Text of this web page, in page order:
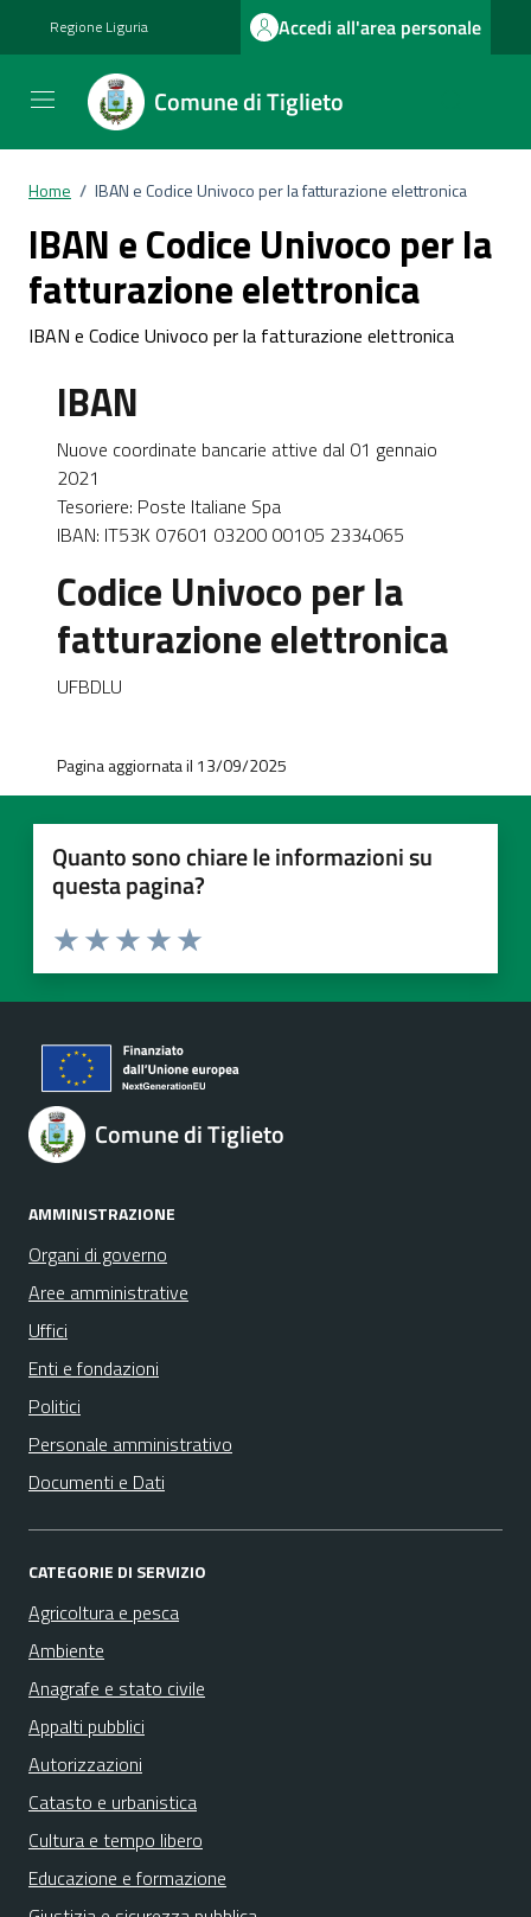
Regione Liguria Accedi all'area personale
Comune di Tiglieto
Home / IBAN e Codice Univoco per la fatturazione elettronica
IBAN e Codice Univoco per la
fatturazione elettronica
IBAN e Codice Univoco per la fatturazione elettronica
IBAN
Nuove coordinate bancarie attive dal 01 gennaio
2021
Tesoriere: Poste Italiane Spa
IBAN: IT53K 07601 03200 00105 2334065
Codice Univoco per la
fatturazione elettronica
UFBDLU
Pagina aggiornata il 13/09/2025
Quanto sono chiare le informazioni su
questa pagina?
Valuta 5 stelle su 5
Valuta 4 stelle su 5
Valuta 3 stelle su 5
Valuta 2 stelle su 5
Valuta 1 stelle su 5
Comune di Tiglieto
AMMINISTRAZIONE
Organi di governo
Aree amministrative
Uffici
Enti e fondazioni
Politici
Personale amministrativo
Documenti e Dati
CATEGORIE DI SERVIZIO
Agricoltura e pesca
Ambiente
Anagrafe e stato civile
Appalti pubblici
Autorizzazioni
Catasto e urbanistica
Cultura e tempo libero
Educazione e formazione